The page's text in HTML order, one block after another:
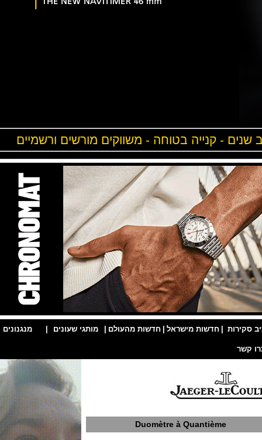
- קנייה בטוחה - משווקים מורשים ורשמיים
| חדשות מישראל | חדשות מהעולם | מותגי שעונים | מנגנונים |
Duomètre à Quantième